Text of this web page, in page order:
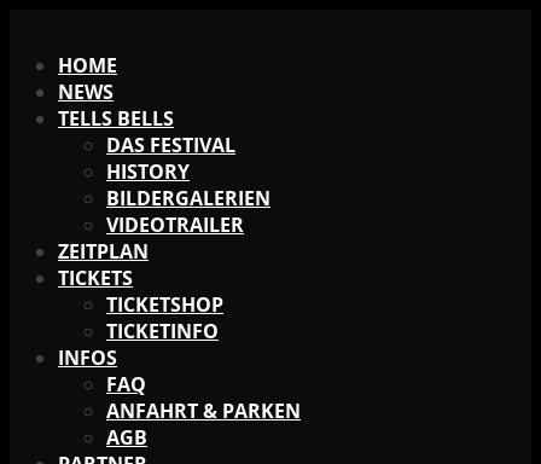
HOME
NEWS
TELLS BELLS
DAS FESTIVAL
HISTORY
BILDERGALERIEN
VIDEOTRAILER
ZEITPLAN
TICKETS
TICKETSHOP
TICKETINFO
INFOS
FAQ
ANFAHRT & PARKEN
AGB